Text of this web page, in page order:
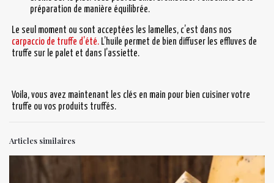
préparation de manière équilibrée.
Le seul moment ou sont acceptées les lamelles, c’est dans nos
carpaccio de truffe d’été. L’huile permet de bien diffuser les effluves de
truffe sur le palet et dans l’assiette.
Voila, vous avez maintenant les clés en main pour bien cuisiner votre
truffe ou vos produits truffés.
Articles similaires